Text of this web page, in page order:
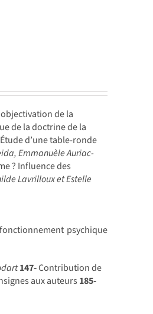
de la
de la doctrine de la
d’une table-ronde
Emmanuèle Auriac-
? Influence des
Lavrilloux et Estelle
psychique
147-Contribution de
aux auteurs 185-